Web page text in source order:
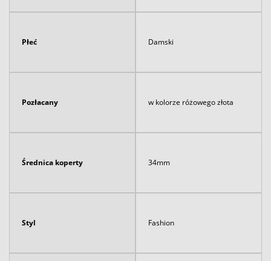
Płeć Damski
Pozłacany w kolorze różowego złota
Średnica koperty 34mm
Styl Fashion